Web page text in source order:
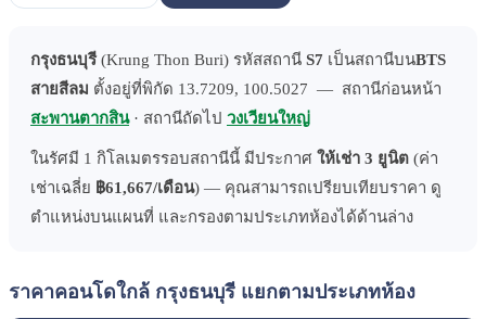
กรุงธนบุรี(Krung Thon Buri) รหัสสถานี S7 เป็นสถานีบนBTS
สายสีลม ตั้งอยู่ที่พิกัด 13.7209, 100.5027 — สถานีก่อนหน้า
สะพานตากสิน· สถานีถัดไป วงเวียนใหญ่
ในรัศมี 1 กิโลเมตรรอบสถานีนี้ มีประกาศ ให้เช่า 3 ยูนิต (ค่า
เช่าเฉลี่ย ฿61,667/เดือน) — คุณสามารถเปรียบเทียบราคา ดู
ตำแหน่งบนแผนที่ และกรองตามประเภทห้องได้ด้านล่าง
ราคาคอนโดใกล้ กรุงธนบุรี แยกตามประเภทห้อง